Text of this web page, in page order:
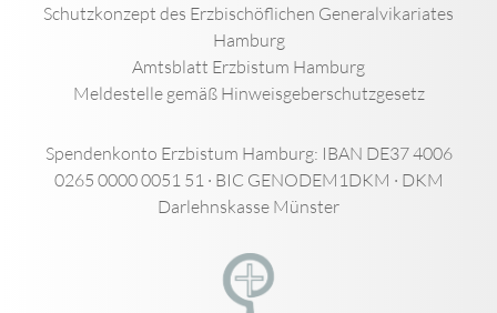
Schutzkonzept des Erzbischöflichen Generalvikariates
Hamburg
Amtsblatt Erzbistum Hamburg
Meldestelle gemäß Hinweisgeberschutzgesetz
Spendenkonto Erzbistum Hamburg: IBAN DE37 4006
0265 0000 0051 51 · BIC GENODEM1DKM · DKM
Darlehnskasse Münster